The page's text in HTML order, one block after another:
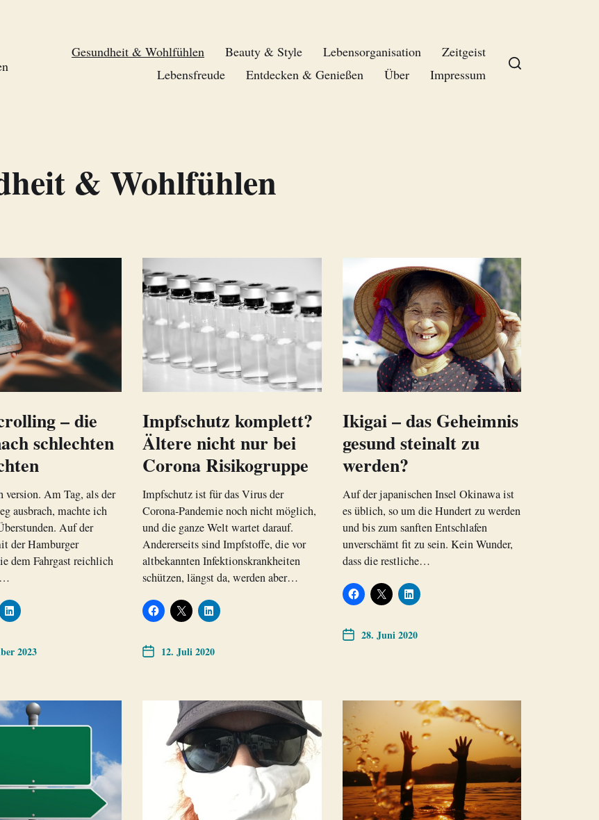
Gesundheit & Wohlfühlen Beauty & Style Lebensorganisation
Zeitgeist
Lebensfreude
Entdecken & Genießen Über Impressum
& Wohlfühlen
– die
schlechten
Am Tag, als der
ausbrach, machte ich
Auf der
der Hamburger
dem Fahrgast reichlich
2023
Impfschutz komplett?
Ältere nicht nur bei
Corona Risikogruppe
Impfschutz ist für das Virus der
Corona-Pandemie noch nicht möglich,
und die ganze Welt wartet darauf.
Andererseits sind Impfstoffe, die vor
altbekannten Infektionskrankheiten
schützen, längst da, werden aber…
12. Juli 2020
Ikigai – das Geheimnis
gesund steinalt zu
werden?
Auf der japanischen Insel Okinawa ist
es üblich, so um die Hundert zu werden
und bis zum sanften Entschlafen
unverschämt fit zu sein. Kein Wunder,
dass die restliche…
28. Juni 2020